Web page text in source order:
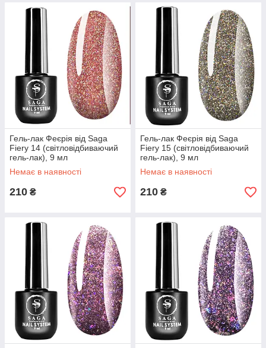
Гель-лак Феєрія від Saga
Fiery 14 (світловідбиваючий
гель-лак), 9 мл
Немає в наявності
210 ₴
Гель-лак Феєрія від Saga
Fiery 15 (світловідбиваючий
гель-лак), 9 мл
Немає в наявності
210 ₴